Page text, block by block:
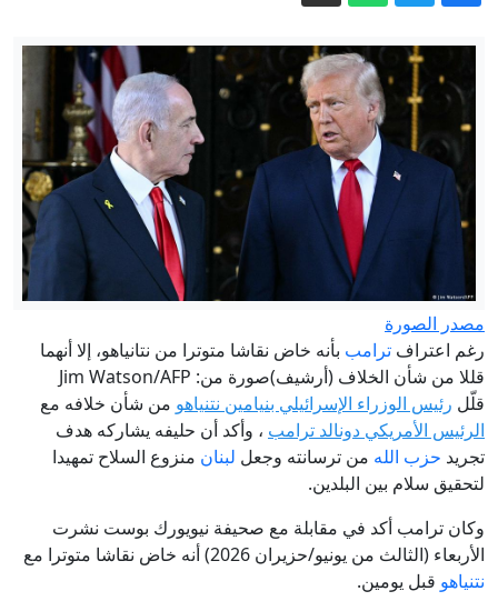
الرئيس التونسي: حق الدولة في استرجاع
أموال الشعب لن يسقط بالتقادم (فيديو)
بلومبيرغ: كثرة حالات الانتحار في قيادة
الأمن السيبراني بالجيش الأمريكي تثير قلق
القادة العسكريين
ترامب يوقع أمرا جديدا لمكافحة "سياحة
الولادة"
غالوزين: محاولات الغرب لإضعاف العلاقات
الروسية الكازاخستانية "محكوم عليها
مفاوضات روما بين لبنان وإسرائيل
مصدر الصورة
رغم اعتراف ترامب بأنه خاض نقاشا متوترا من نتانياهو، إلا أنهما
قللا من شأن الخلاف (أرشيف)صورة من: Jim Watson/AFP
قلّل رئيس الوزراء الإسرائيلي بنيامين نتنياهو من شأن خلافه مع
الرئيس الأمريكي دونالد ترامب ، وأكد أن حليفه يشاركه هدف
تجريد حزب الله من ترسانته وجعل لبنان منزوع السلاح تمهيدا
لتحقيق سلام بين البلدين.
وكان ترامب أكد في مقابلة مع صحيفة نيويورك بوست نشرت
الأربعاء (الثالث من يونيو/حزيران 2026) أنه خاض نقاشا متوترا مع
نتنياهو قبل يومين.